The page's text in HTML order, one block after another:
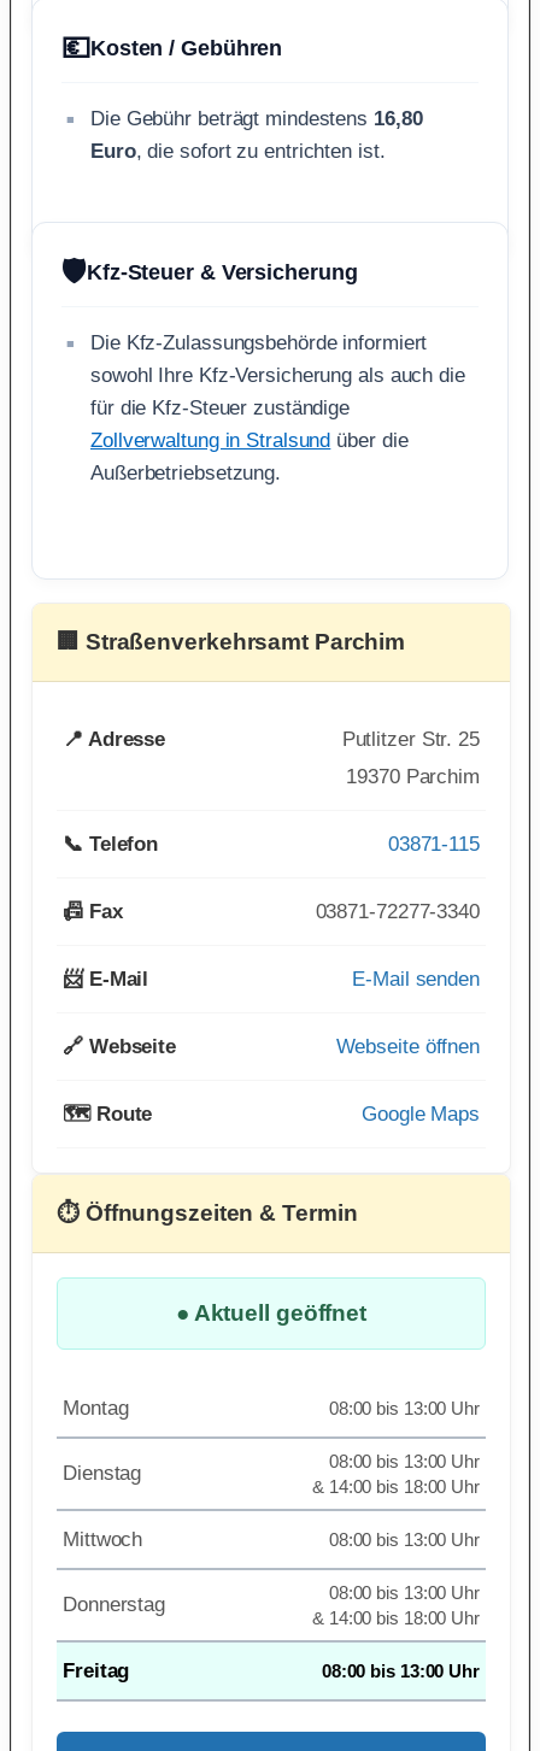
💶Kosten / Gebühren
Die Gebühr beträgt mindestens 16,80
Euro, die sofort zu entrichten ist.
🛡️Kfz-Steuer & Versicherung
Die Kfz-Zulassungsbehörde informiert
sowohl Ihre Kfz-Versicherung als auch die
für die Kfz-Steuer zuständige
Zollverwaltung in Stralsund über die
Außerbetriebsetzung.
🏢 Straßenverkehrsamt Parchim
📍 Adresse
Putlitzer Str. 25
19370 Parchim
📞 Telefon 03871-115
📠 Fax 03871-72277-3340
📨 E-Mail E-Mail senden
🔗 Webseite Webseite öffnen
🗺️ Route Google Maps
⏱ Öffnungszeiten & Termin
● Aktuell geöffnet
Montag 08:00 bis 13:00 Uhr
Dienstag
08:00 bis 13:00 Uhr
& 14:00 bis 18:00 Uhr
Mittwoch 08:00 bis 13:00 Uhr
Donnerstag
08:00 bis 13:00 Uhr
& 14:00 bis 18:00 Uhr
Freitag 08:00 bis 13:00 Uhr